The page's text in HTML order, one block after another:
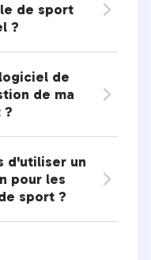
de sport
?

de
de ma
?

d'utiliser un
pour les
sport ?
